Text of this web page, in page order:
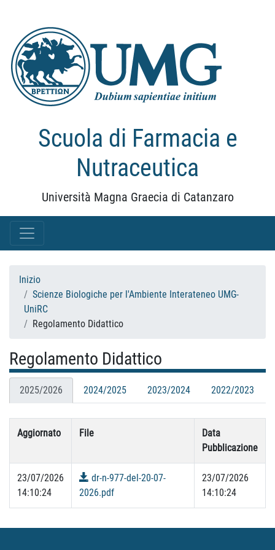
Scuola di Farmacia e
Nutraceutica
Università Magna Graecia di Catanzaro
Inizio
Scienze Biologiche per l'Ambiente Interateneo UMG-
UniRC
Regolamento Didattico
Regolamento Didattico
2025/2026 2024/2025 2023/2024 2022/2023
Aggiornato File
Data
Pubblicazione
23/07/2026
14:10:24
dr-n-977-del-20-07-
2026.pdf
23/07/2026
14:10:24